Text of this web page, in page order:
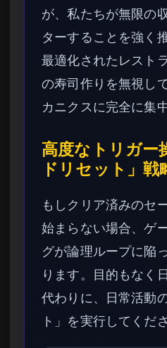
が、私たちが無限の
ターすることを強く
最適化されたレスト
の寿司作りを無視し
カニクスに完全に集
高度なトリガー
ドリセット」戦
もしクリア済みのセ
始まらない場合、ゲ
グが論理ループに陥
ります。目的もなく
代わりに、日常活動
ト」を実行してくだ